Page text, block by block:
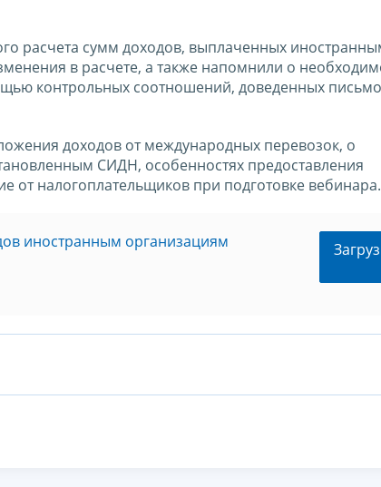
расчета сумм доходов, выплаченных
в расчете, а также напомнили о
контрольных соотношений, доведенных
доходов от международных перевозок, о
СИДН, особенностях предоставления
от налогоплательщиков при подготовке вебинара.
иностранным организациям